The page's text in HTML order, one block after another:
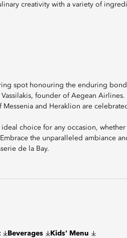
creativity with a variety of
spot honouring the enduring
founder of Aegean
and Heraklion are
ideal choice for any occasion,
the unparalleled ambiance
de la Bay.
Beverages Kids' Menu